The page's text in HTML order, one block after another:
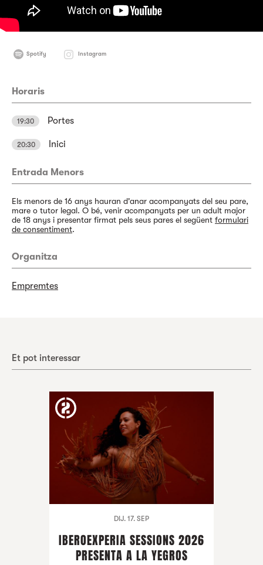
Spotify Instagram
Horaris
19:30 Portes
20:30 Inici
Entrada Menors
Els menors de 16 anys hauran d'anar acompanyats del seu pare,
mare o tutor legal. O bé, venir acompanyats per un adult major
de 18 anys i presentar firmat pels seus pares el següent formulari
de consentiment.
Organitza
Empremtes
Et pot interessar
DIJ. 17. SEP
IBEROEXPERIA SESSIONS 2026
PRESENTA A LA YEGROS